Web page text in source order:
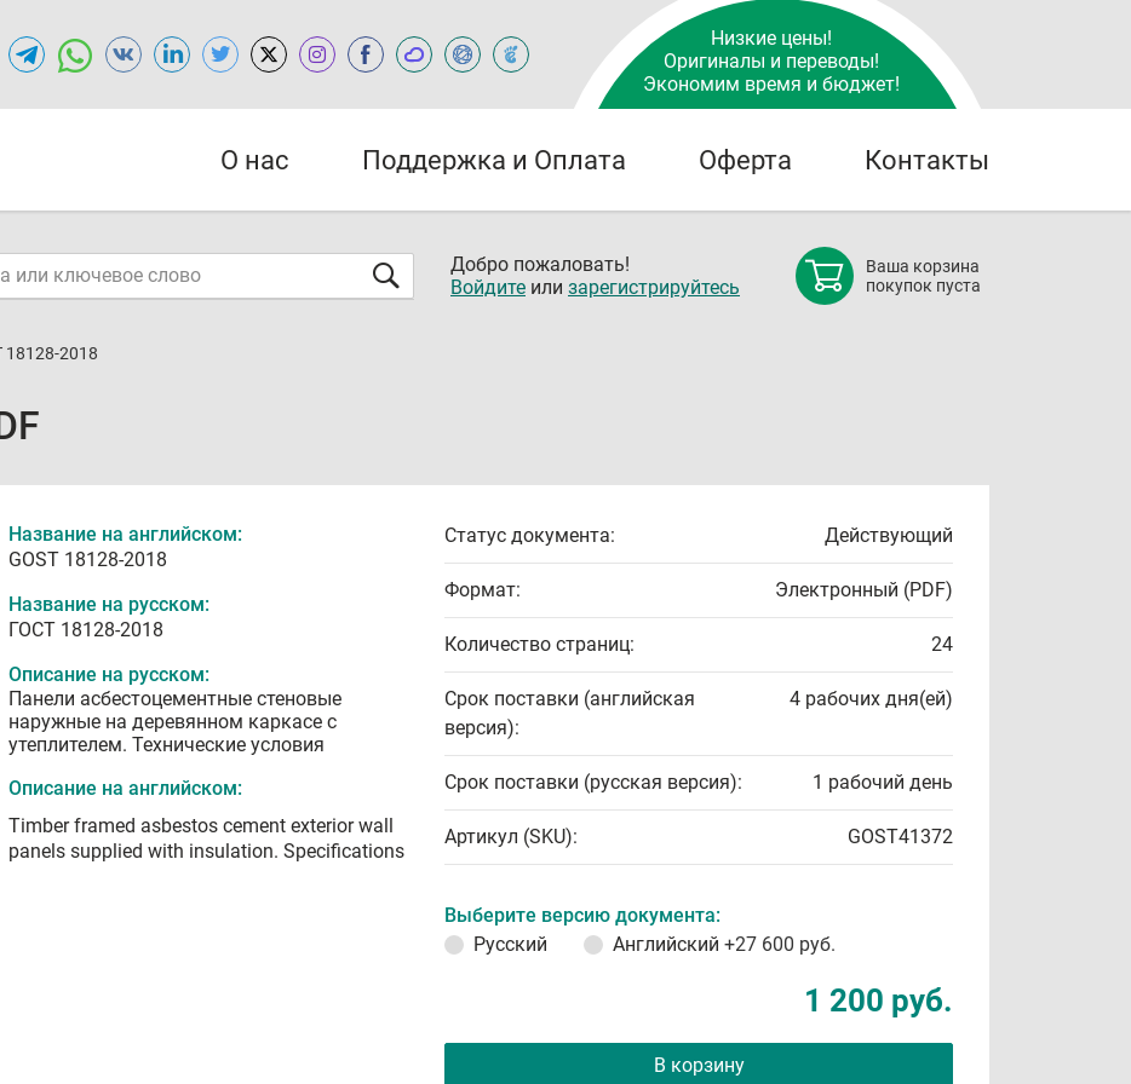
Низкие цены!
Оригиналы и переводы!
Экономим время и бюджет!
О нас Поддержка и Оплата Оферта Контакты
Добро пожаловать!
Войдите или зарегистрируйтесь
Ваша корзина
покупок пуста
18128-2018
Название на английском:
GOST 18128-2018
Название на русском:
ГОСТ 18128-2018
Описание на русском:
Панели асбестоцементные стеновые
наружные на деревянном каркасе с
утеплителем. Технические условия
Описание на английском:
Timber framed asbestos cement exterior wall
panels supplied with insulation. Specifications
Статус документа: Действующий
Формат: Электронный (PDF)
Количество страниц: 24
Срок поставки (английская
версия):
4 рабочих дня(ей)
Срок поставки (русская версия): 1 рабочий день
Артикул (SKU): GOST41372
Выберите версию документа:
Русский
Английский +27 600 руб.
1 200 руб.
В корзину